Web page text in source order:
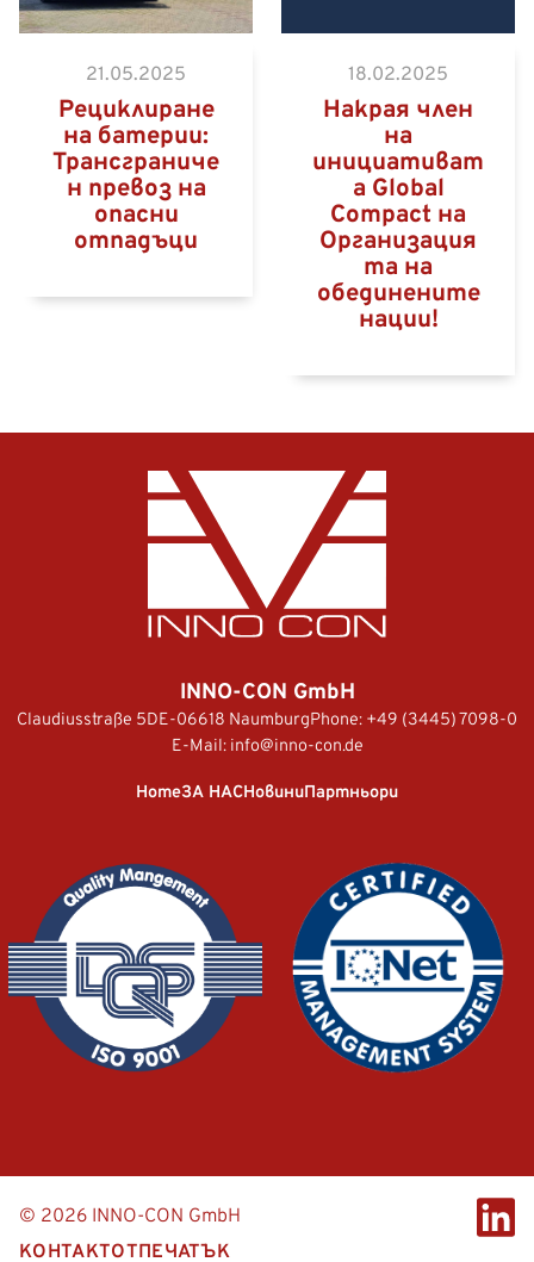
21.05.2025
Рециклиране
на батерии:
Трансграниче
н превоз на
опасни
отпадъци
18.02.2025
Накрая член
на
инициативат
а Global
Compact на
Организация
та на
обединените
нации!
INNO-CON GmbH
Claudiusstraße 5DE-06618 NaumburgPhone: +49 (3445) 7098-0
E-Mail: info@inno-con.de
HomeЗА НАСНовиниПартньори
© 2026 INNO-CON GmbH
КОНТАКТОТПЕЧАТЪК